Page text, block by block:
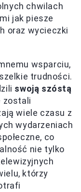
chwilach
jak piesze
oraz wycieczki
wsparciu,
trudności.
swoją szóstą
zostali
wiele czasu z
wydarzeniach
co
nie tylko
którzy